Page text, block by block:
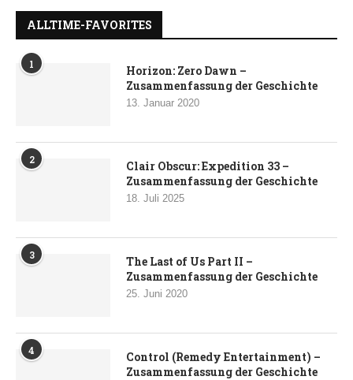
ALLTIME-FAVORITES
1
Horizon: Zero Dawn –
Zusammenfassung der Geschichte
13. Januar 2020
2
Clair Obscur: Expedition 33 –
Zusammenfassung der Geschichte
18. Juli 2025
3
The Last of Us Part II –
Zusammenfassung der Geschichte
25. Juni 2020
4
Control (Remedy Entertainment) –
Zusammenfassung der Geschichte